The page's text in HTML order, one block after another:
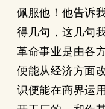
佩服他！他告诉
得几句，这几句
革命事业是由各
便能从经济方面
识便能在商界运